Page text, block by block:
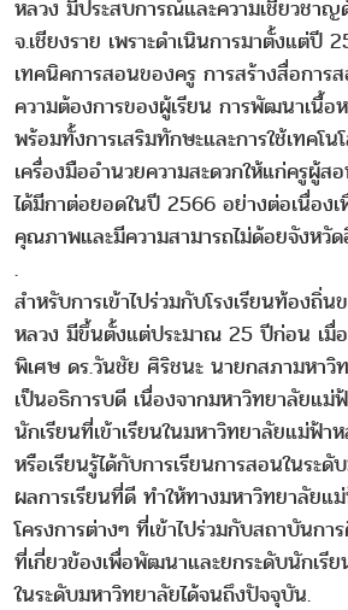
หลวง มีประสบการณ์และความเชี่ยวชา
จ.เชียงราย เพราะดำเนินการมาตั้งแต่ปี
เทคนิคการสอนของครู การสร้างสื่อกา
ความต้องการของผู้เรียน การพัฒนาเนื้อ
พร้อมทั้งการเสริมทักษะและการใช้เทคโน
เครื่องมืออำนวยความสะดวกให้แก่ครูผู้ส
ได้มีกาต่อยอดในปี 2566 อย่างต่อเนื่อง
คุณภาพและมีความสามารถไม่ด้อยจังหวั
.
สำหรับการเข้าไปร่วมกับโรงเรียนท้องถิ่
หลวง มีขึ้นตั้งแต่ประมาณ 25 ปีก่อน เมื่
พิเศษ ดร.วันชัย ศิริชนะ นายกสภามหาวิ
เป็นอธิการบดี เนื่องจากมหาวิทยาลัยแ
นักเรียนที่เข้าเรียนในมหาวิทยาลัยแม่ฟ้า
หรือเรียนรู้ได้กับการเรียนการสอนในระ
ผลการเรียนที่ดี ทำให้ทางมหาวิทยาลัยแ
โครงการต่างๆ ที่เข้าไปร่วมกับสถาบันก
ที่เกี่ยวข้องเพื่อพัฒนาและยกระดับนักเรีย
ในระดับมหาวิทยาลัยได้จนถึงปัจจุบัน.